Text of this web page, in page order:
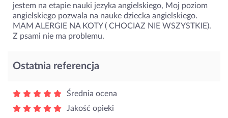
jestem na etapie nauki jezyka angielskiego, Moj poziom
angielskiego pozwala na nauke dziecka angielskiego.
MAM ALERGIE NA KOTY ( CHOCIAZ NIE WSZYSTKIE).
Z psami nie ma problemu.
Ostatnia referencja
Średnia ocena
Jakość opieki